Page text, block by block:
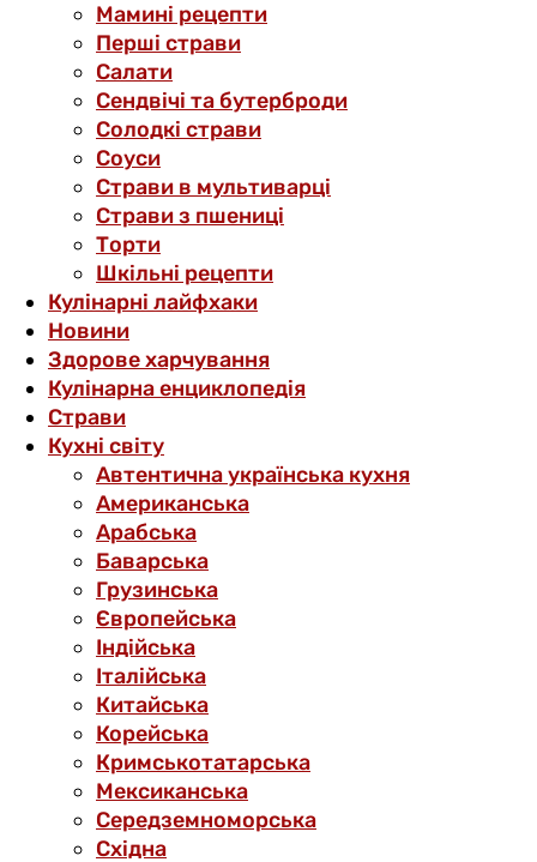
Мамині рецепти
Перші страви
Салати
Сендвічі та бутерброди
Солодкі страви
Соуси
Страви в мультиварці
Страви з пшениці
Торти
Шкільні рецепти
Кулінарні лайфхаки
Новини
Здорове харчування
Кулінарна енциклопедія
Страви
Кухні світу
Автентична українська кухня
Американська
Арабська
Баварська
Грузинська
Європейська
Індійська
Італійська
Китайська
Корейська
Кримськотатарська
Мексиканська
Середземноморська
Східна